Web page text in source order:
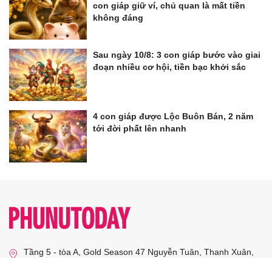
con giáp giữ ví, chủ quan là mất tiền
không đáng
Sau ngày 10/8: 3 con giáp bước vào giai
đoạn nhiều cơ hội, tiền bạc khởi sắc
4 con giáp được Lộc Buôn Bán, 2 năm
tới đời phất lên nhanh
Tầng 5 - tòa A, Gold Season 47 Nguyễn Tuân, Thanh Xuân,